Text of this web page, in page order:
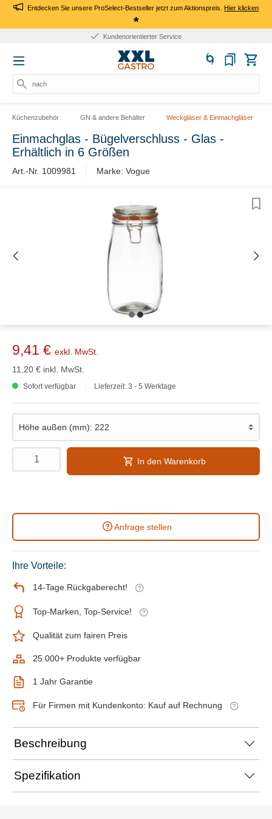
Entdecken Sie unsere ProSelect-Bestseller jetzt zum Aktionspreis.Hier klicken
*
Kundenorientierter Service
nach P
Küchenzubehör GN & andere Behälter Weckgläser & Einmachgläser
Einmachglas - Bügelverschluss - Glas -
Erhältlich in 6 Größen
Art.-Nr. 1009981 Marke: Vogue
9,41 € exkl. MwSt.
11,20 € inkl. MwSt.
Sofort verfügbar Lieferzeit: 3 - 5 Werktage
In den Warenkorb
Anfrage stellen
Ihre Vorteile:
14-Tage Rückgaberecht!
Top-Marken, Top-Service!
Qualität zum fairen Preis
25.000+ Produkte verfügbar
1 Jahr Garantie
Für Firmen mit Kundenkonto: Kauf auf Rechnung
Beschreibung
Spezifikation